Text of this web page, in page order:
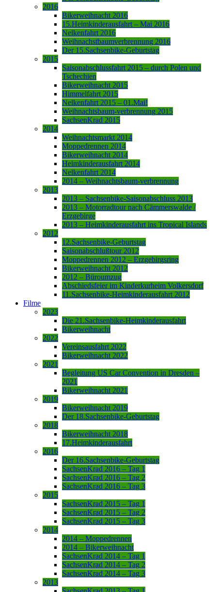
2016
Bikerweihnacht 2016
15.Heimkinderausfahrt – Mai 2016
Nelkenfahrt 2016
Weihnachstbaumverbrennung 2016
Der 15.Sachsenbike-Geburtstag
2015
Saisonabschlussfahrt 2015 – durch Polen und
Tschechien
Bikerweihnacht 2015
Himmelfahrt 2015
Nelkenfahrt 2015 – 01.Mai!
Weihnachtsbaum-verbrennung 2015
SachsenKrad 2015
2014
Weihnachtsmarkt 2014
Moppedrennen 2014
Bikerweihnacht 2014
Heimkinderausfahrt 2014
Nelkenfahrt 2014
2014 – Weihnachtsbaum-verbrennung
2013
2013 – Sachsenbike-Saisonabschluss 2013
2013 – Motorradtour nach Cämmerswalde /
Erzgebirge
2013 – Heimkinderausfahrt ins Tropical Islands
2012
12.Sachsenbike-Geburtstag
Saisonabschlußtour 2012
Moppedrennen 2012 – Erzgebirgsring
Bikerweihnacht 2012
2012 – Büroumzug
Abschiedsfeier im Kinderkurheim Volkersdorf
11.Sachsenbike-Heimkinderausfahrt 2012
Filme
2023
Die 21.Sachsenbike-Heimkinderausfahrt
Bikerweihnacht
2022
Vereinsausfahrt 2022
Bikerweihnacht 2022
2021
Begleitung US Car Convention in Dresden –
2021
Bikerweihnacht 2021
2019
Bikerweihnacht 2019
Der 18.Sachsenbike-Geburtstag
2018
Bikerweihnacht 2018
17.Heimkinderausfahrt
2016
Der 16.Sachsenbike-Geburtstag
SachsenKrad 2016 – Tag 1
SachsenKrad 2016 – Tag 2
SachsenKrad 2016 – Tag 3
2015
SachsenKrad 2015 – Tag 1
SachsenKrad 2015 – Tag 2
SachsenKrad 2015 – Tag 3
2014
2014 – Moppedrennen
2014 – Bikerweihnacht
SachsenKrad 2014 – Tag 1
SachsenKrad 2014 – Tag 2
SachsenKrad 2014 – Tag 3
2013